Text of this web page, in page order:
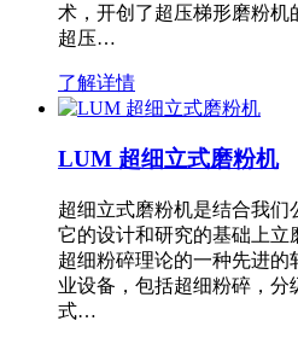
术，开创了超压梯形磨粉机
超压…
了解详情
LUM 超细立式磨粉机
超细立式磨粉机是结合我们
它的设计和研究的基础上立
超细粉碎理论的一种先进
业设备，包括超细粉碎，
式…